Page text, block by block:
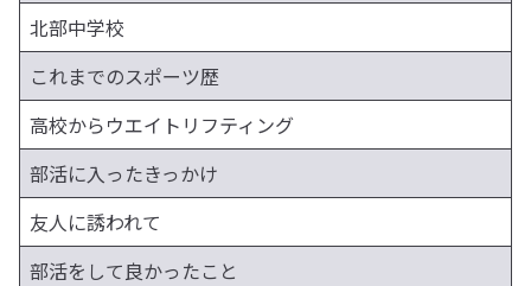
北部中学校
これまでのスポーツ歴
高校からウエイトリフティング
部活に入ったきっかけ
友人に誘われて
部活をして良かったこと